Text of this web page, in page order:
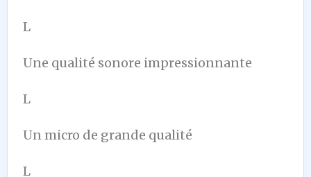
L
Une qualité sonore impressionnante
L
Un micro de grande qualité
L